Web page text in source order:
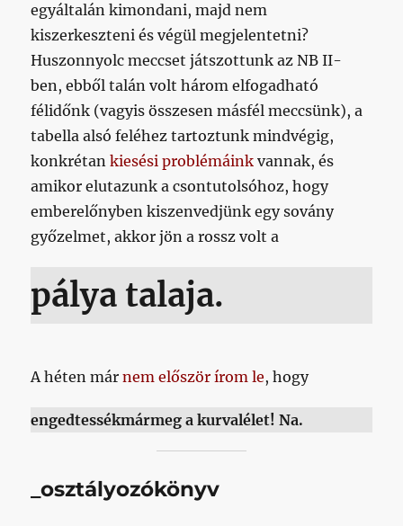
egyáltalán kimondani, majd nem
kiszerkeszteni és végül megjelentetni?
Huszonnyolc meccset játszottunk az NB II-
ben, ebből talán volt három elfogadható
félidőnk (vagyis összesen másfél meccsünk), a
tabella alsó feléhez tartoztunk mindvégig,
konkrétankiesési problémáink vannak, és
amikor elutazunk a csontutolsóhoz, hogy
emberelőnyben kiszenvedjünk egy sovány
győzelmet, akkor jön a rossz volt a
pálya talaja.
A héten márnem először írom le, hogy
engedtessékmármeg a kurvalélet! Na.
_osztályozókönyv